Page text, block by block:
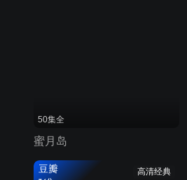
50集全
蜜月岛
高清经典
豆瓣